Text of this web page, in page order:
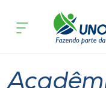
Cursos
acontece